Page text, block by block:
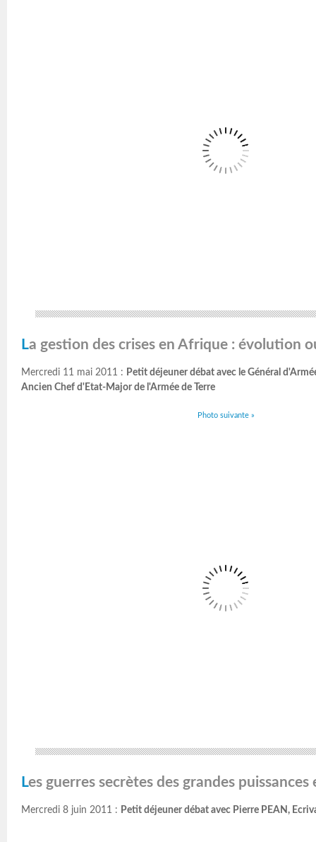
La gestion des crises en Afrique : évolution
Mercredi 11 mai 2011 : Petit déjeuner débat avec le Général
Ancien Chef d'Etat-Major de l'Armée de Terre
Photo suivante »
Les guerres secrètes des grandes
Mercredi 8 juin 2011 : Petit déjeuner débat avec Pierre PEAN,